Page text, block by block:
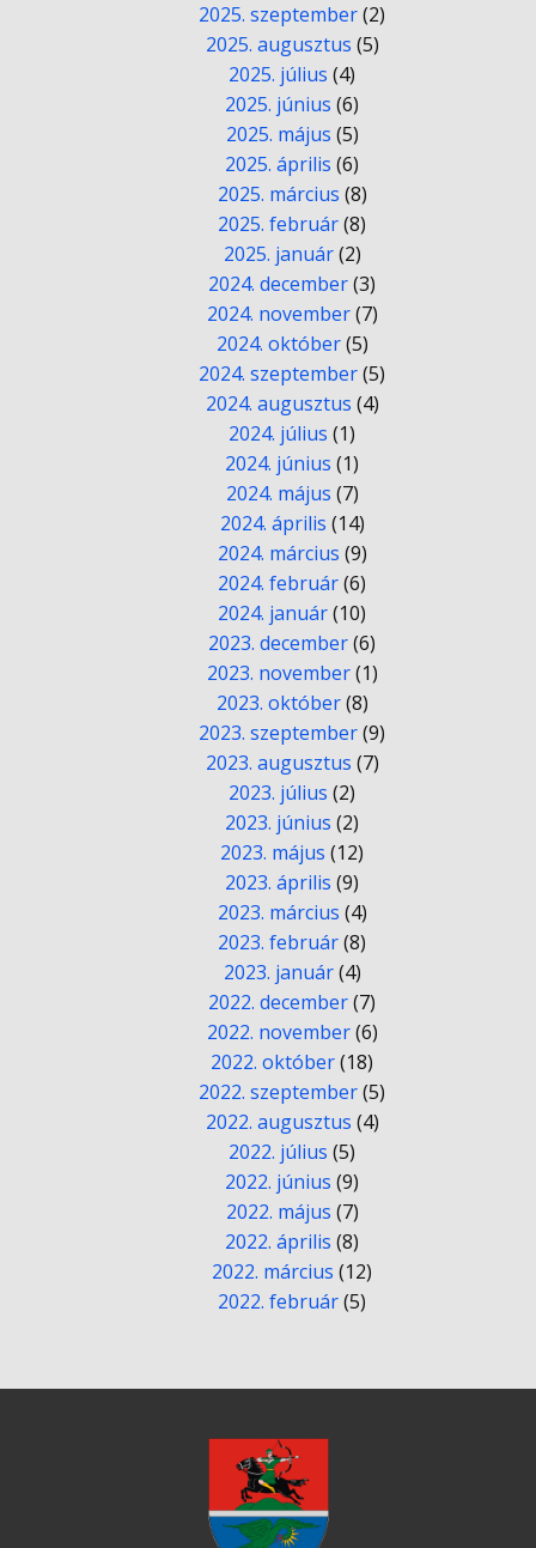
2025. szeptember(2)
2025. augusztus (5)
2025. július (4)
2025. június (6)
2025. május (5)
2025. április (6)
2025. március (8)
2025. február(8)
2025. január(2)
2024. december(3)
2024. november(7)
2024. október(5)
2024. szeptember(5)
2024. augusztus (4)
2024. július (1)
2024. június (1)
2024. május (7)
2024. április (14)
2024. március (9)
2024. február(6)
2024. január(10)
2023. december(6)
2023. november(1)
2023. október(8)
2023. szeptember(9)
2023. augusztus (7)
2023. július (2)
2023. június (2)
2023. május (12)
2023. április (9)
2023. március (4)
2023. február(8)
2023. január(4)
2022. december(7)
2022. november(6)
2022. október(18)
2022. szeptember(5)
2022. augusztus (4)
2022. július (5)
2022. június (9)
2022. május (7)
2022. április (8)
2022. március (12)
2022. február(5)